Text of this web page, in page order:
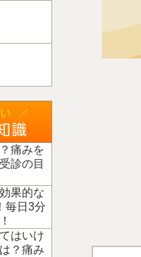
痛みを
診の目
果的な
毎日3分
はいけ
？痛み